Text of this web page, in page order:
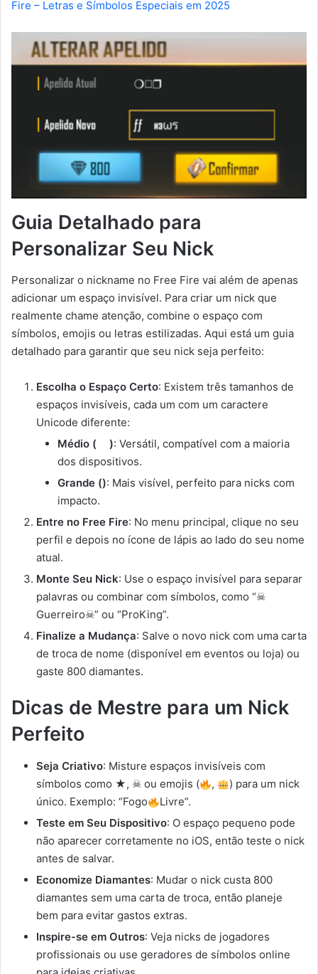
Fire – Letras e Símbolos Especiais em 2025
Guia Detalhado para
Personalizar Seu Nick
Personalizar o nickname no Free Fire vai além de apenas
adicionar um espaço invisível. Para criar um nick que
realmente chame atenção, combine o espaço com
símbolos, emojis ou letras estilizadas. Aqui está um guia
detalhado para garantir que seu nick seja perfeito:
Escolha o Espaço Certo: Existem três tamanhos de
espaços invisíveis, cada um com um caractere
Unicode diferente:
Médio ( ﾠ): Versátil, compatível com a maioria
dos dispositivos.
Grande (ㅤ): Mais visível, perfeito para nicks com
impacto.
Entre no Free Fire: No menu principal, clique no seu
perfil e depois no ícone de lápis ao lado do seu nome
atual.
Monte Seu Nick: Use o espaço invisível para separar
palavras ou combinar com símbolos, como “☠ㅤ
Guerreiro☠” ou “ProㅤKing”.
Finalize a Mudança: Salve o novo nick com uma carta
de troca de nome (disponível em eventos ou loja) ou
gaste 800 diamantes.
Dicas de Mestre para um Nick
Perfeito
Seja Criativo: Misture espaços invisíveis com
símbolos como ★, ☠ ou emojis (
,
) para um nick
único. Exemplo: “Fogoㅤ
ㅤLivre”.
Teste em Seu Dispositivo: O espaço pequeno pode
não aparecer corretamente no iOS, então teste o nick
antes de salvar.
Economize Diamantes: Mudar o nick custa 800
diamantes sem uma carta de troca, então planeje
bem para evitar gastos extras.
Inspire-se em Outros: Veja nicks de jogadores
profissionais ou use geradores de símbolos online